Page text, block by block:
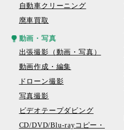
自動車クリーニング
廃車買取
動画・写真
出張撮影（動画・写真）
動画作成・編集
ドローン撮影
写真撮影
ビデオテープダビング
CD/DVD/Blu-rayコピー・